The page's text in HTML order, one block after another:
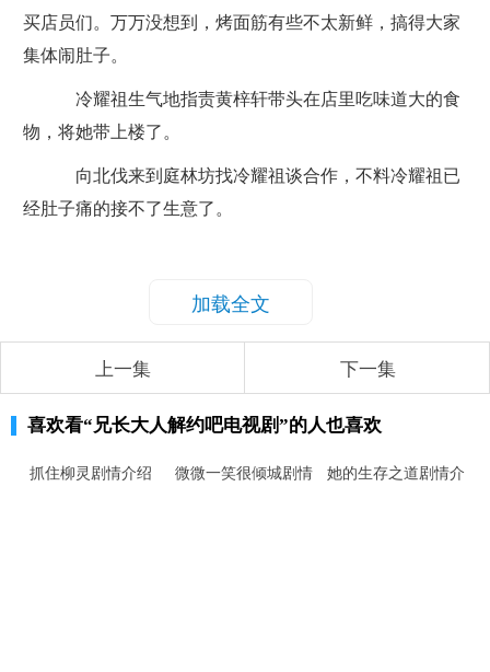
买店员们。万万没想到，烤面筋有些不太新鲜，搞得大家
集体闹肚子。
冷耀祖生气地指责黄梓轩带头在店里吃味道大的食
物，将她带上楼了。
向北伐来到庭林坊找冷耀祖谈合作，不料冷耀祖已
经肚子痛的接不了生意了。
加载全文
上一集 下一集
喜欢看“兄长大人解约吧电视剧”的人也喜欢
抓住柳灵剧情介绍
微微一笑很倾城剧情
她的生存之道剧情介